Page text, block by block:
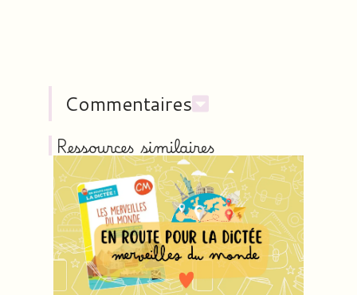
Commentaires
Ressources similaires